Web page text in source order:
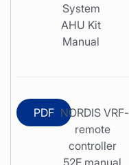
System
AHU Kit
Manual
PDF NORDIS VRF
remote
controller
52E manual
-